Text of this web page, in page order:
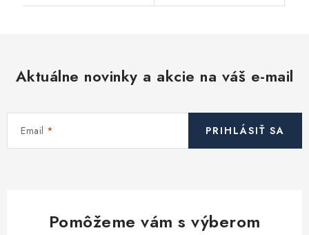
Aktuálne novinky a akcie na váš e-mail
Email PRIHLÁSIŤ SA
Pomôžeme vám s výberom